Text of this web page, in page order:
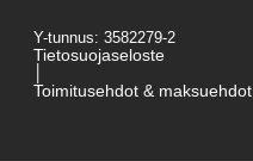
Y-tunnus: 3582279-2
Tietosuojaseloste
Toimitusehdot & maksuehdot